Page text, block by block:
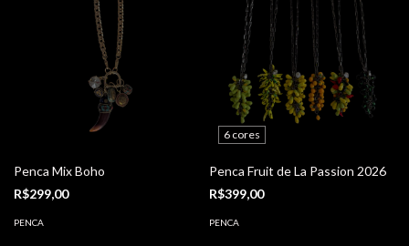
Penca Mix Boho
R$299,00
PENCA
6 cores
Penca Fruit de La Passion 2026
R$399,00
PENCA